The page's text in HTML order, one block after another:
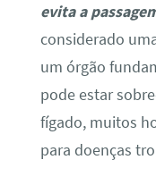
evita a
considerado
um órgão
pode estar
fígado, muitos
para doenças